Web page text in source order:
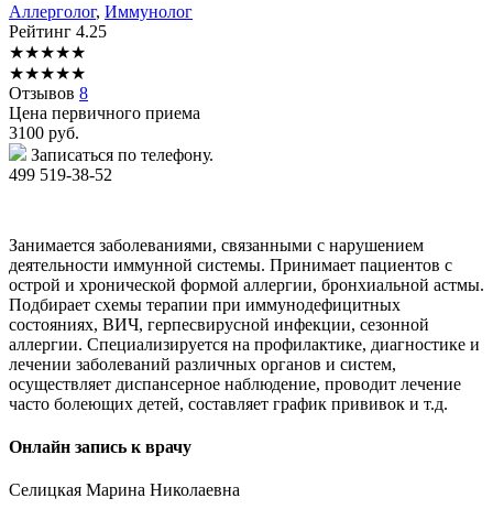
Аллерголог, Иммунолог
Рейтинг 4.25
★★★★★
★★★★★
Отзывов 8
Цена первичного приема
3100 руб.
Записаться по телефону.
499 519-38-52
Занимается заболеваниями, связанными с нарушением
деятельности иммунной системы. Принимает пациентов с
острой и хронической формой аллергии, бронхиальной астмы.
Подбирает схемы терапии при иммунодефицитных
состояниях, ВИЧ, герпесвирусной инфекции, сезонной
аллергии. Специализируется на профилактике, диагностике и
лечении заболеваний различных органов и систем,
осуществляет диспансерное наблюдение, проводит лечение
часто болеющих детей, составляет график прививок и т.д.
Онлайн запись к врачу
Селицкая Марина Николаевна